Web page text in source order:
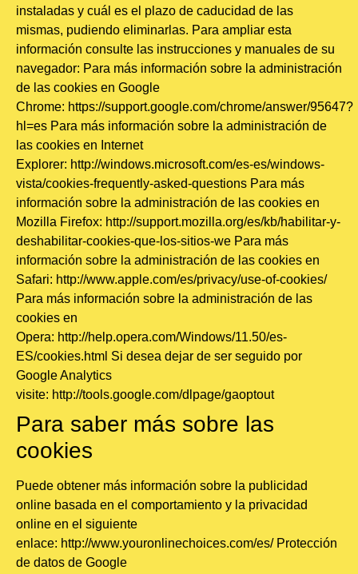
instaladas y cuál es el plazo de caducidad de las
mismas, pudiendo eliminarlas. Para ampliar esta
información consulte las instrucciones y manuales de su
navegador: Para más información sobre la administración
de las cookies en Google
Chrome: https://support.google.com/chrome/answer/95647?
hl=es Para más información sobre la administración de
las cookies en Internet
Explorer: http://windows.microsoft.com/es-es/windows-
vista/cookies-frequently-asked-questions Para más
información sobre la administración de las cookies en
Mozilla Firefox: http://support.mozilla.org/es/kb/habilitar-y-
deshabilitar-cookies-que-los-sitios-we Para más
información sobre la administración de las cookies en
Safari: http://www.apple.com/es/privacy/use-of-cookies/
Para más información sobre la administración de las
cookies en
Opera: http://help.opera.com/Windows/11.50/es-
ES/cookies.html Si desea dejar de ser seguido por
Google Analytics
visite: http://tools.google.com/dlpage/gaoptout
Para saber más sobre las
cookies
Puede obtener más información sobre la publicidad
online basada en el comportamiento y la privacidad
online en el siguiente
enlace: http://www.youronlinechoices.com/es/Protección
de datos de Google